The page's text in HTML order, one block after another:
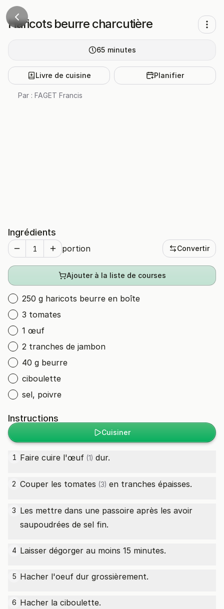
Haricots beurre charcutière
65 minutes
Livre de cuisine Planifier
Par : FAGET Francis
Ingrédients
portion Convertir
Ajouter à la liste de courses
250 g haricots beurre en boîte
3 tomates
1 œuf
2 tranches de jambon
40 g beurre
ciboulette
sel, poivre
Instructions
Cuisiner
1 Faire cuire l'œuf (1) dur.
2 Couper les tomates (3) en tranches épaisses.
3 Les mettre dans une passoire après les avoir
saupoudrées de sel fin.
4 Laisser dégorger au moins 15 minutes.
5 Hacher l'oeuf dur grossièrement.
6 Hacher la ciboulette.